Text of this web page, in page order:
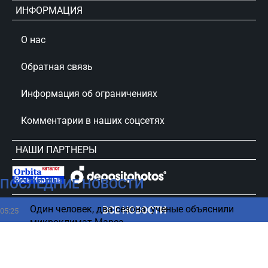
ПОСЛЕДНИЕ НОВОСТИ
05:25
Один человек, два сезона: ученые объяснили
микроклимат Марса
ВСЕ НОВОСТИ
ИНФОРМАЦИЯ
О нас
Обратная связь
Информация об ограничениях
Комментарии в наших соцсетях
НАШИ ПАРТНЕРЫ
сursorinfo.co.il © Все права защищены